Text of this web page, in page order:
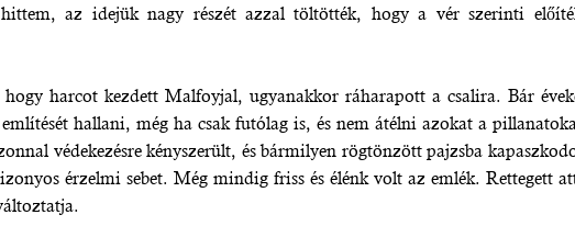
az idejük nagy részét azzal töltötték, hogy a vér szerinti
harcot kezdett Malfoyjal, ugyanakkor ráharapott a csalira. Bár
hallani, még ha csak futólag is, és nem átélni azokat a
védekezésre kényszerült, és bármilyen rögtönzött pajzsba
érzelmi sebet. Még mindig friss és élénk volt az emlék. Rettegett